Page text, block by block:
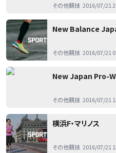
その他競技 2016/07/21
New Balance
その他競技 2016/07/21
New Japan Pro-
その他競技 2016/07/21
横浜F・マリノス
その他競技 2016/07/21